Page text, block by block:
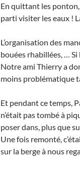
En quittant les ponton,
parti visiter les eaux !
L’organisation des
bouées rhabillées, …
Notre ami Thierry a
moins problématique
Et pendant ce temps,
n’était pas tombé à
poser dans, plus que
Une fois remonté,
sur la berge à nous